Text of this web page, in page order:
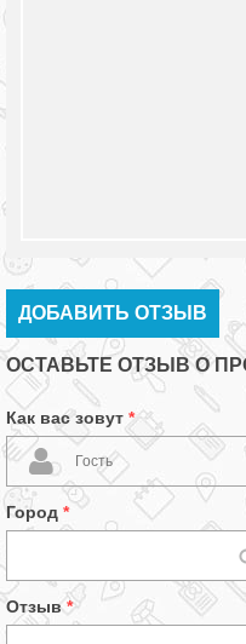
ДОБАВИТЬ ОТЗЫВ
ОСТАВЬТЕ ОТЗЫВ О
Как вас зовут *
Город *
Отзыв*